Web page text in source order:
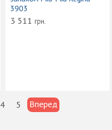
3903
3 511 грн.
4 5 Вперед